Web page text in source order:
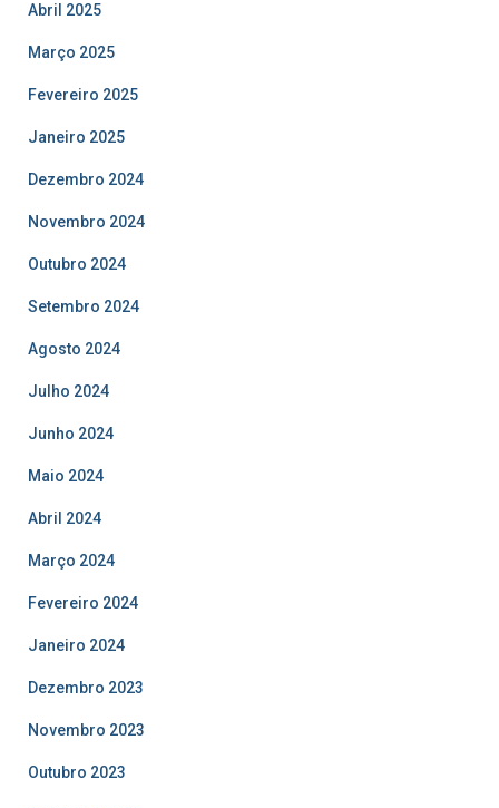
Abril 2025
Março 2025
Fevereiro 2025
Janeiro 2025
Dezembro 2024
Novembro 2024
Outubro 2024
Setembro 2024
Agosto 2024
Julho 2024
Junho 2024
Maio 2024
Abril 2024
Março 2024
Fevereiro 2024
Janeiro 2024
Dezembro 2023
Novembro 2023
Outubro 2023